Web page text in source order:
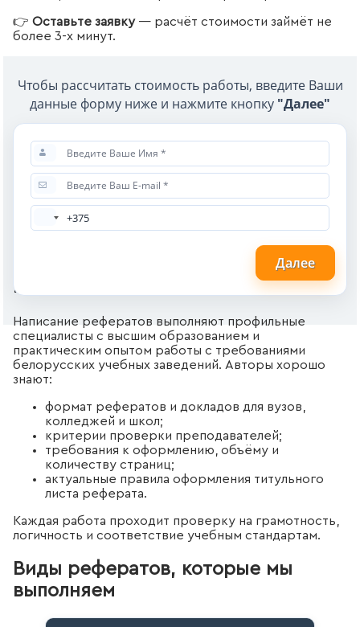
👉 Оставьте заявку— расчёт стоимости займёт не
более 3-х минут.
Чтобы рассчитать стоимость работы, введите Ваши
данные форму ниже и нажмите кнопку "Далее"
Далее
Кто выполняет рефераты
Написание рефератов выполняют профильные
специалисты с высшим образованием и
практическим опытом работы с требованиями
белорусских учебных заведений. Авторы хорошо
знают:
формат рефератов и докладов для вузов,
колледжей и школ;
критерии проверки преподавателей;
требования к оформлению, объёму и
количеству страниц;
актуальные правила оформления титульного
листа реферата.
Каждая работа проходит проверку на грамотность,
логичность и соответствие учебным стандартам.
Виды рефератов, которые мы
выполняем